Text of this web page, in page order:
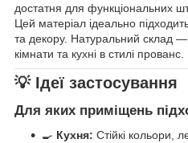
достатня для функціональних
Цей матеріал ідеально
та декору. Натуральний склад —
кімнати та кухні в стилі прованс.
💡 Ідеї застосування
Для яких приміщень
🍳 Кухня: Стійкі кольори,